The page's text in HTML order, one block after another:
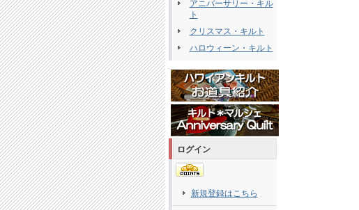
アニバーサリー・キル
ト
クリスマス・キルト
ハロウィーン・キルト
ログイン
新規登録はこちら